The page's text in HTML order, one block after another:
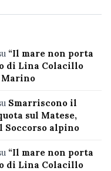
“Il mare non porta
di Lina Colacillo
Marino
Smarriscono il
sul Matese,
alpino
“Il mare non porta
di Lina Colacillo